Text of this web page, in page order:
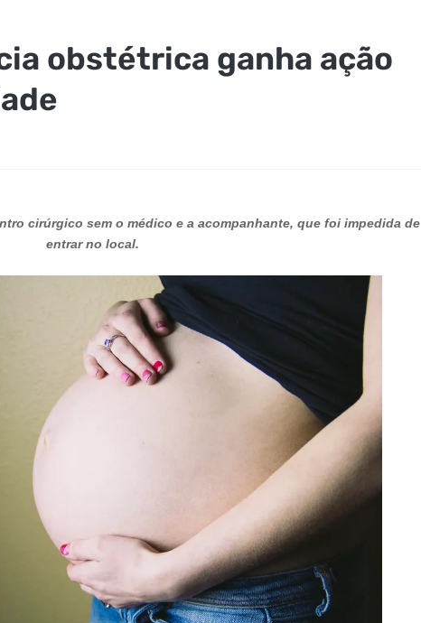
obstétrica ganha ação
cirúrgico sem o médico e a acompanhante, que foi impedida de
entrar no local.